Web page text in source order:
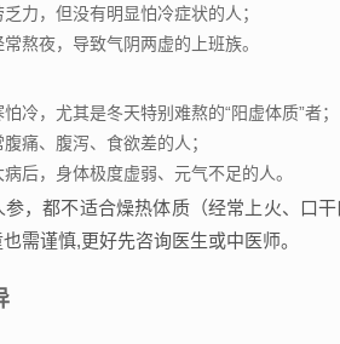
力，但没有明显怕冷症状的人；
熬夜，导致气阴两虚的上班族。
冷，尤其是冬天特别难熬的“阳虚体质”者；
痛、腹泻、食欲差的人；
后，身体极度虚弱、元气不足的人。
，都不适合燥热体质（经常上火、口
需谨慎,更好先咨询医生或中医师。